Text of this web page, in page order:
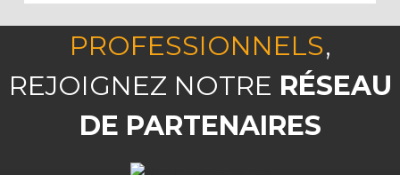
PROFESSIONNELS,
REJOIGNEZ NOTRE RÉSEAU
DE PARTENAIRES